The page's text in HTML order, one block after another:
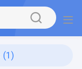
(1)